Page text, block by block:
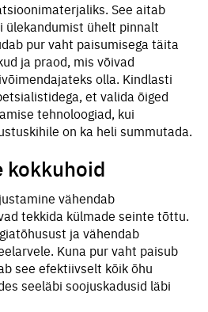
See aitab
ülekandumist ühelt pinnalt
pur vaht paisumisega täita
ja praod, mis võivad
olla. Kindlasti
et valida õiged
tehnoloogiad, kui
on ka heli summutada.
kokkuhoid
vähendab
tekkida külmade seinte tõttu.
ja vähendab
Kuna pur vaht paisub
see efektiivselt kõik õhu
seeläbi soojuskadusid läbi